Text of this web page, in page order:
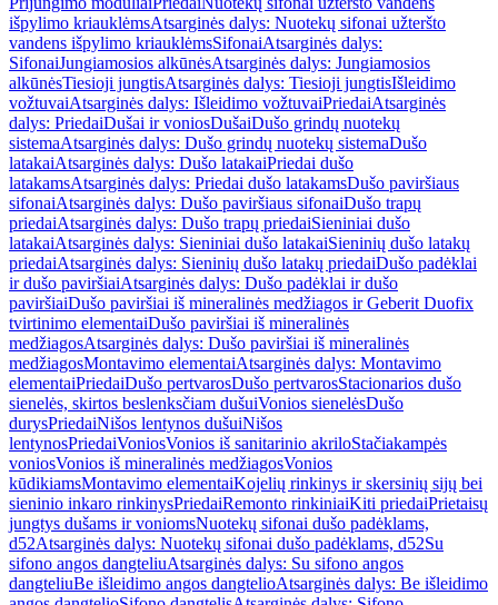
išpylimo kriauklėmsAtsarginės dalys: Nuotekų sifonai užteršto
vandens išpylimo kriauklėmsSifonaiAtsarginės dalys:
SifonaiJungiamosios alkūnėsAtsarginės dalys: Jungiamosios
alkūnėsTiesioji jungtisAtsarginės dalys: Tiesioji jungtisIšleidimo
vožtuvaiAtsarginės dalys: Išleidimo vožtuvaiPriedaiAtsarginės
dalys: PriedaiDušai ir voniosDušaiDušo grindų nuotekų
sistemaAtsarginės dalys: Dušo grindų nuotekų sistemaDušo
latakaiAtsarginės dalys: Dušo latakaiPriedai dušo
latakamsAtsarginės dalys: Priedai dušo latakamsDušo paviršiaus
sifonaiAtsarginės dalys: Dušo paviršiaus sifonaiDušo trapų
priedaiAtsarginės dalys: Dušo trapų priedaiSieniniai dušo
latakaiAtsarginės dalys: Sieniniai dušo latakaiSieninių dušo latakų
priedaiAtsarginės dalys: Sieninių dušo latakų priedaiDušo padėklai
ir dušo paviršiaiAtsarginės dalys: Dušo padėklai ir dušo
paviršiaiDušo paviršiai iš mineralinės medžiagos ir Geberit Duofix
tvirtinimo elementaiDušo paviršiai iš mineralinės
medžiagosAtsarginės dalys: Dušo paviršiai iš mineralinės
medžiagosMontavimo elementaiAtsarginės dalys: Montavimo
elementaiPriedaiDušo pertvarosDušo pertvarosStacionarios dušo
sienelės, skirtos beslenksčiam dušuiVonios sienelėsDušo
durysPriedaiNišos lentynos dušuiNišos
lentynosPriedaiVoniosVonios iš sanitarinio akriloStačiakampės
voniosVonios iš mineralinės medžiagosVonios
kūdikiamsMontavimo elementaiKojelių rinkinys ir skersinių sijų bei
sieninio inkaro rinkinysPriedaiRemonto rinkiniaiKiti priedaiPrietaisų
jungtys dušams ir voniomsNuotekų sifonai dušo padėklams,
d52Atsarginės dalys: Nuotekų sifonai dušo padėklams, d52Su
sifono angos dangteliuAtsarginės dalys: Su sifono angos
dangteliuBe išleidimo angos dangtelioAtsarginės dalys: Be išleidimo